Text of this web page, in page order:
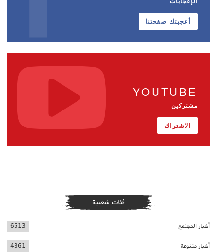
أعجبتك صفحتنا
YOUTUBE
مشتركين
الاشتراك
فئات شعبية
أخبار المجتمع 6513
أخبار متنوعة 4361